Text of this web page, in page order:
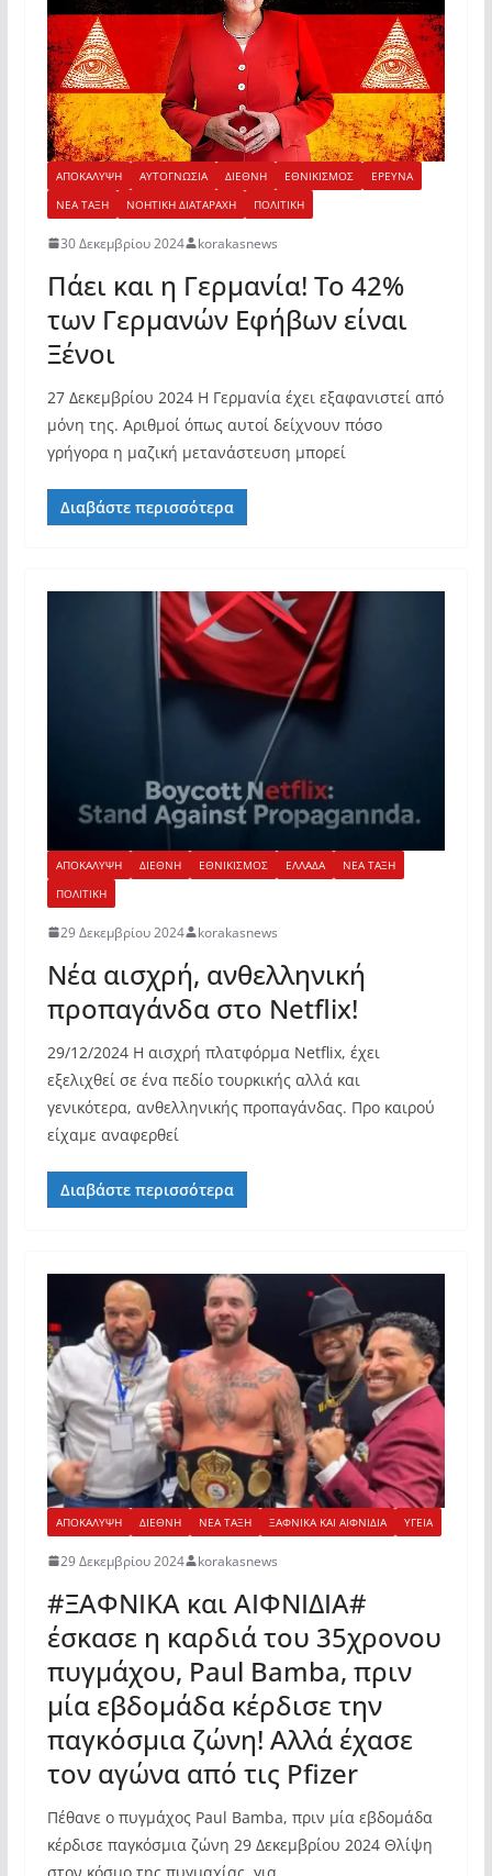
ΑΠΟΚΑΛΥΨΗ ΑΥΤΟΓΝΩΣΙΑ ΔΙΕΘΝΗ ΕΘΝΙΚΙΣΜΟΣ
ΕΡΕΥΝΑ
ΝΕΑ ΤΑΞΗ
ΝΟΗΤΙΚΗ ΔΙΑΤΑΡΑΧΗ ΠΟΛΙΤΙΚΗ
30 Δεκεμβρίου 2024 korakasnews
Πάει και η Γερμανία! Το 42%
των Γερμανών Εφήβων είναι
Ξένοι
27 Δεκεμβρίου 2024 Η Γερμανία έχει εξαφανιστεί από
μόνη της. Αριθμοί όπως αυτοί δείχνουν πόσο
γρήγορα η μαζική μετανάστευση μπορεί
Διαβάστε περισσότερα
ΑΠΟΚΑΛΥΨΗ ΔΙΕΘΝΗ ΕΘΝΙΚΙΣΜΟΣ ΕΛΛΑΔΑ
ΝΕΑ ΤΑΞΗ
ΠΟΛΙΤΙΚΗ
29 Δεκεμβρίου 2024 korakasnews
Νέα αισχρή, ανθελληνική
προπαγάνδα στο Netflix!
29/12/2024 Η αισχρή πλατφόρμα Netflix, έχει
εξελιχθεί σε ένα πεδίο τουρκικής αλλά και
γενικότερα, ανθελληνικής προπαγάνδας. Προ καιρού
είχαμε αναφερθεί
Διαβάστε περισσότερα
ΑΠΟΚΑΛΥΨΗ ΔΙΕΘΝΗ ΝΕΑ ΤΑΞΗ ΞΑΦΝΙΚΑ ΚΑΙ ΑΙΦΝΙΔΙΑ ΥΓΕΙΑ
29 Δεκεμβρίου 2024 korakasnews
#ΞΑΦΝΙΚΑ και ΑΙΦΝΙΔΙΑ#
έσκασε η καρδιά του 35χρονου
πυγμάχου, Paul Bamba, πριν
μία εβδομάδα κέρδισε την
παγκόσμια ζώνη! Αλλά έχασε
τον αγώνα από τις Pfizer
Πέθανε ο πυγμάχος Paul Bamba, πριν μία εβδομάδα
κέρδισε παγκόσμια ζώνη 29 Δεκεμβρίου 2024 Θλίψη
στον κόσμο της πυγμαχίας, για